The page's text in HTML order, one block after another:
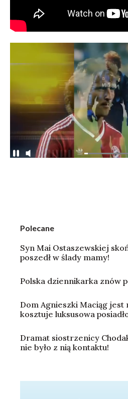
Polecane
Syn Mai Ostaszewskiej
poszedł w ślady mamy!
Polska dziennikarka znów
Dom Agnieszki Maciąg jest
kosztuje luksusowa
Dramat siostrzenicy
nie było z nią kontaktu!